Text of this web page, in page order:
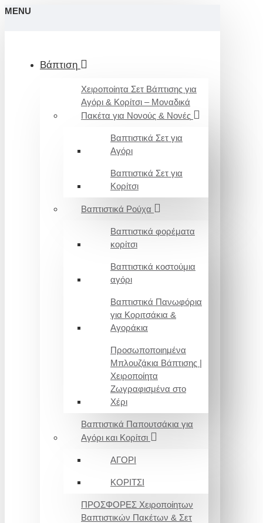
MENU
Βάπτιση
Χειροποίητα Σετ Βάπτισης για
Αγόρι & Κορίτσι – Μοναδικά
Πακέτα για Νονούς & Νονές
Βαπτιστικά Σετ για
Αγόρι
Βαπτιστικά Σετ για
Κορίτσι
Βαπτιστικά Ρούχα
Βαπτιστικά φορέματα
κορίτσι
Βαπτιστικά κοστούμια
αγόρι
Βαπτιστικά Πανωφόρια
για Κοριτσάκια &
Αγοράκια
Προσωποποιημένα
Μπλουζάκια Βάπτισης |
Χειροποίητα
Ζωγραφισμένα στο
Χέρι
Βαπτιστικά Παπουτσάκια για
Αγόρι και Κορίτσι
ΑΓΟΡΙ
ΚΟΡΙΤΣΙ
ΠΡΟΣΦΟΡΕΣ Χειροποίητων
Βαπτιστικών Πακέτων & Σετ